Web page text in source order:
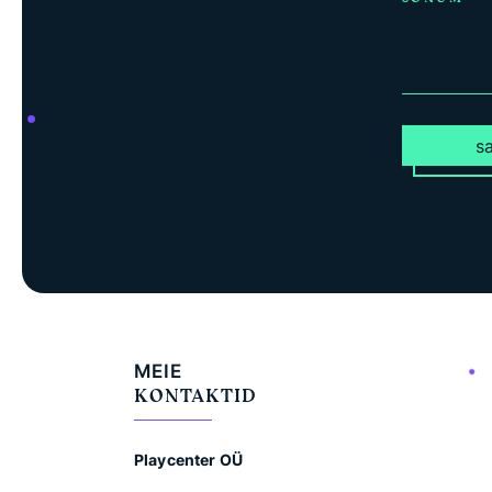
MEIE
KONTAKTID
Playcenter OÜ